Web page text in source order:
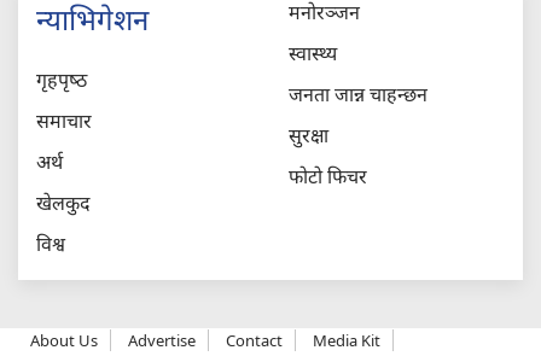
न्याभिगेशन
गृहपृष्‍ठ
समाचार
अर्थ
खेलकुद
विश्व
मनोरञ्जन
स्वास्थ्य
जनता जान्न चाहन्छन
सुरक्षा
फोटो फिचर
About Us Advertise Contact Media Kit